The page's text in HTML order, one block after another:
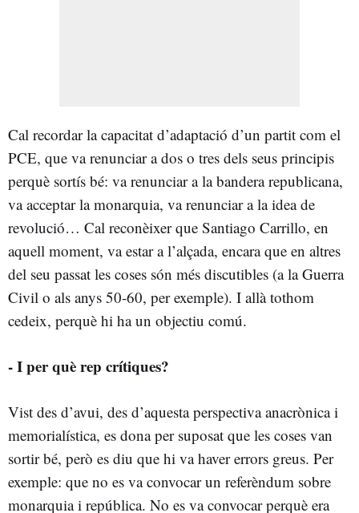
Cal recordar la capacitat d’adaptació d’un partit com el
PCE, que va renunciar a dos o tres dels seus principis
perquè sortís bé: va renunciar a la bandera republicana,
va acceptar la monarquia, va renunciar a la idea de
revolució… Cal reconèixer que Santiago Carrillo, en
aquell moment, va estar a l’alçada, encara que en altres
del seu passat les coses són més discutibles (a la Guerra
Civil o als anys 50-60, per exemple). I allà tothom
cedeix, perquè hi ha un objectiu comú.
- I per què rep crítiques?
Vist des d’avui, des d’aquesta perspectiva anacrònica i
memorialística, es dona per suposat que les coses van
sortir bé, però es diu que hi va haver errors greus. Per
exemple: que no es va convocar un referèndum sobre
monarquia i república. No es va convocar perquè era